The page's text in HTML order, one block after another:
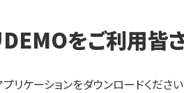
をご利用皆
プリケーションをダウンロードください